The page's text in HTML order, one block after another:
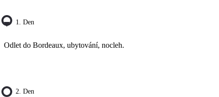
1. Den
Odlet do Bordeaux, ubytování, nocleh.
2. Den